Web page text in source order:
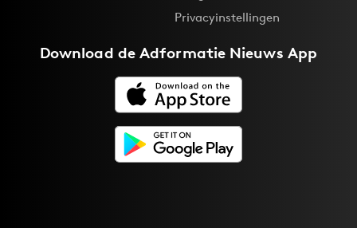
Privacyinstellingen
Download deAdformatie Nieuws App